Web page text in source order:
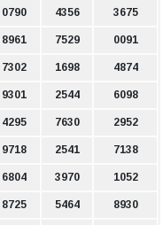
0790 4356 3675
8961 7529 0091
7302 1698 4874
9301 2544 6098
4295 7630 2952
9718 2541 7138
6804 3970 1052
8725 5464 8930